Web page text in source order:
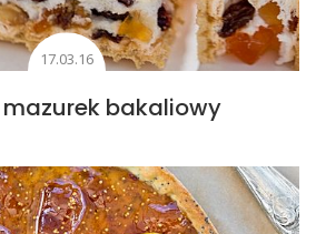
17.03.16
mazurek bakaliowy